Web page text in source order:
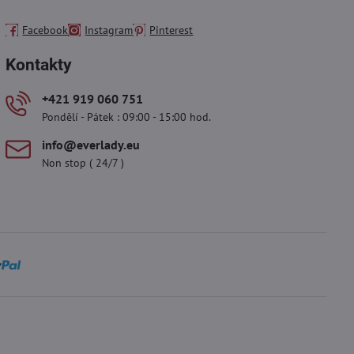
Facebook Instagram Pinterest
Kontakty
+421 919 060 751
Pondělí - Pátek : 09:00 - 15:00 hod.
info​@everlady​.eu
Non stop ( 24/7 )